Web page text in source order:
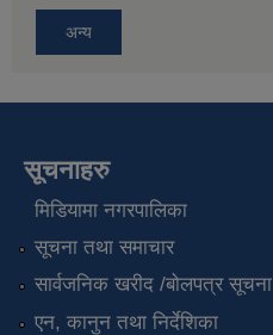
अन्य
सूचनाहरु
मिडियामा नगरपालिका
सूचना तथा समाचार
सार्वजनिक खरीद /बोलपत्र सूचना
एन, कानुन तथा निर्देशिका